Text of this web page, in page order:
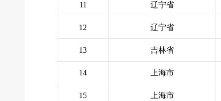
11 辽宁省
12 辽宁省
13 吉林省
14 上海市
15 上海市